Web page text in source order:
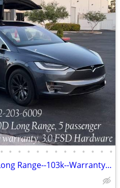
• • • • • • • • • • • • •
2018 Tesla Model X 100D Long Range--103k--Warranty--RARE 5 Seat model!